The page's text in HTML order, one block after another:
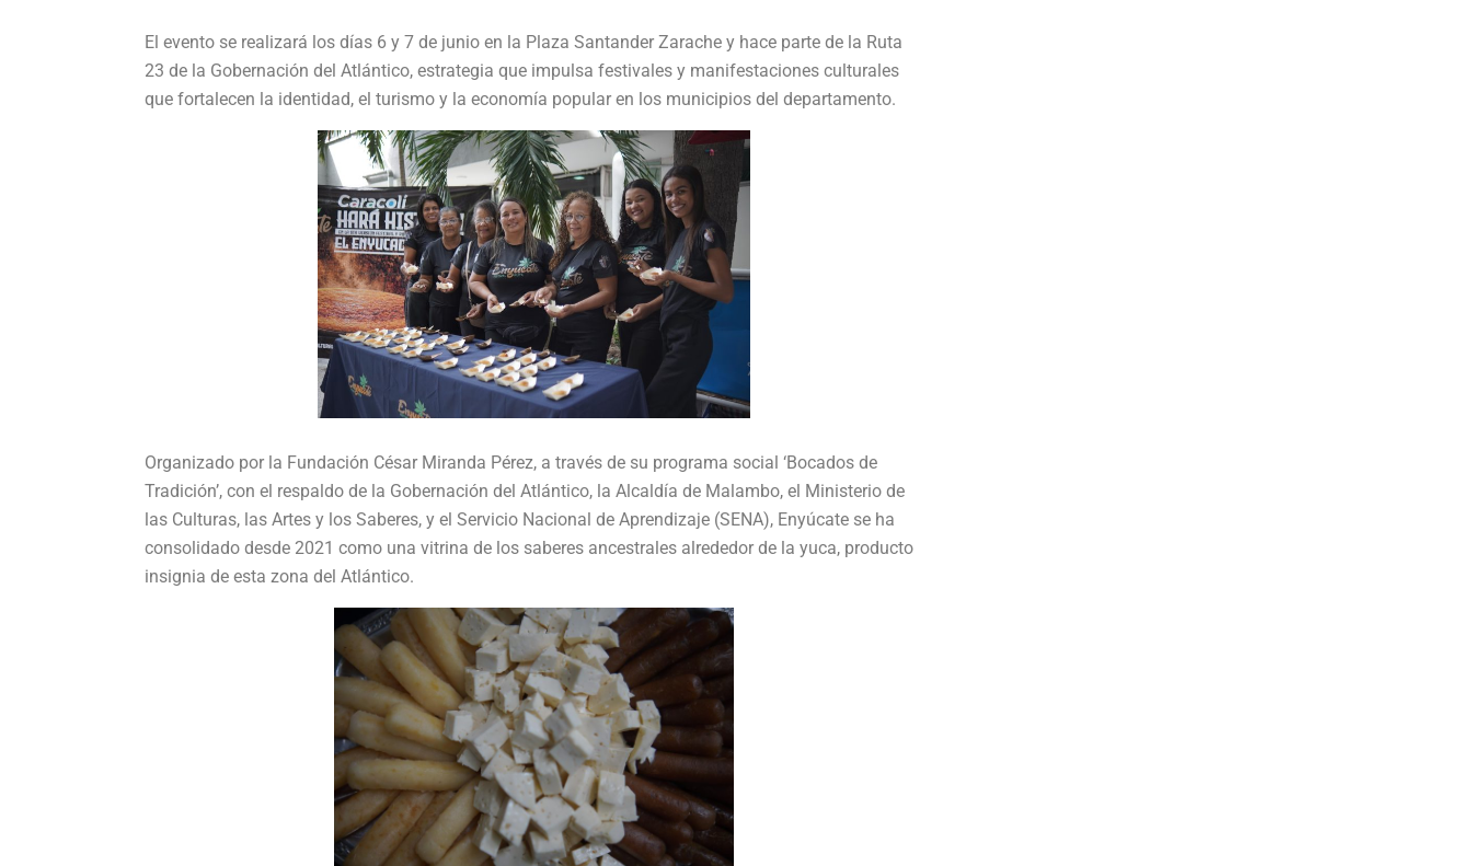
El evento se realizará los días 6 y 7 de junio en la Plaza Santander Zarache y hace parte de la Ruta
23 de la Gobernación del Atlántico, estrategia que impulsa festivales y manifestaciones culturales
que fortalecen la identidad, el turismo y la economía popular en los municipios del departamento.
Organizado por la Fundación César Miranda Pérez, a través de su programa social ‘Bocados de
Tradición’, con el respaldo de la Gobernación del Atlántico, la Alcaldía de Malambo, el Ministerio de
las Culturas, las Artes y los Saberes, y el Servicio Nacional de Aprendizaje (SENA), Enyúcate se ha
consolidado desde 2021 como una vitrina de los saberes ancestrales alrededor de la yuca, producto
insignia de esta zona del Atlántico.